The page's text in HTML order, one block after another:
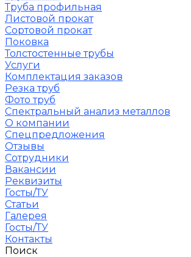
Труба профильная
Листовой прокат
Сортовой прокат
Поковка
Толстостенные трубы
Услуги
Комплектация заказов
Резка труб
Фото труб
Спектральный анализ металлов
О компании
Спецпредложения
Отзывы
Сотрудники
Вакансии
Реквизиты
Госты/ТУ
Статьи
Галерея
Госты/ТУ
Контакты
Поиск